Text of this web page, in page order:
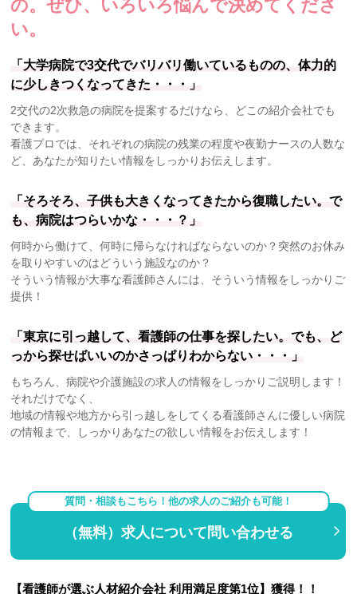
の。ぜひ、いろいろ悩んで決めてくださ
い。
「大学病院で3交代でバリバリ働いているものの、体力的
に少しきつくなってきた・・・」
2交代の2次救急の病院を提案するだけなら、どこの紹介会社でも
できます。
看護プロでは、それぞれの病院の残業の程度や夜勤ナースの人数な
ど、あなたが知りたい情報をしっかりお伝えします。
「そろそろ、子供も大きくなってきたから復職したい。で
も、病院はつらいかな・・・？」
何時から働けて、何時に帰らなければならないのか？突然のお休み
を取りやすいのはどういう施設なのか？
そういう情報が大事な看護師さんには、そういう情報をしっかりご
提供！
「東京に引っ越して、看護師の仕事を探したい。でも、ど
っから探せばいいのかさっぱりわからない・・・」
もちろん、病院や介護施設の求人の情報をしっかりご説明します！
それだけでなく、
地域の情報や地方から引っ越しをしてくる看護師さんに優しい病院
の情報まで、しっかりあなたの欲しい情報をお伝えします！
質問・相談もこちら！他の求人のご紹介も可能！
（無料）求人について問い合わせる
【看護師が選ぶ人材紹介会社 利用満足度第1位】獲得！！